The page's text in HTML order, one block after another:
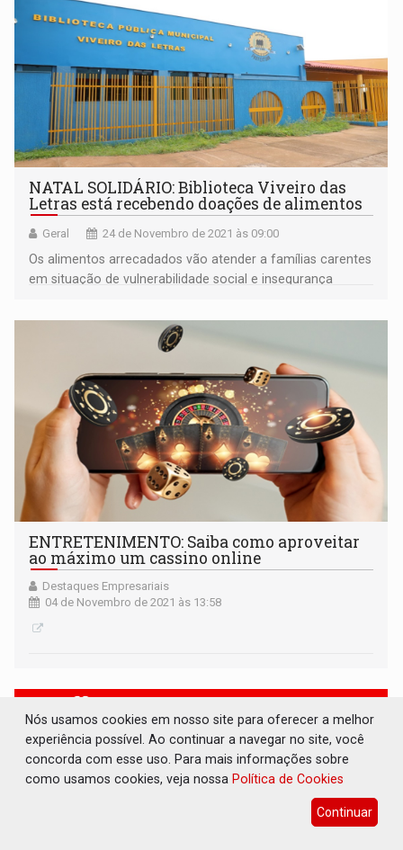
NATAL SOLIDÁRIO: Biblioteca Viveiro das
Letras está recebendo doações de alimentos
Geral 24 de Novembro de 2021 às 09:00
Os alimentos arrecadados vão atender a famílias carentes
em situação de vulnerabilidade social e insegurança
ENTRETENIMENTO: Saiba como aproveitar
ao máximo um cassino online
Destaques Empresariais
04 de Novembro de 2021 às 13:58
Nós usamos cookies em nosso site para oferecer a melhor
experiência possível. Ao continuar a navegar no site, você
concorda com esse uso. Para mais informações sobre
como usamos cookies, veja nossa Política de Cookies
Continuar